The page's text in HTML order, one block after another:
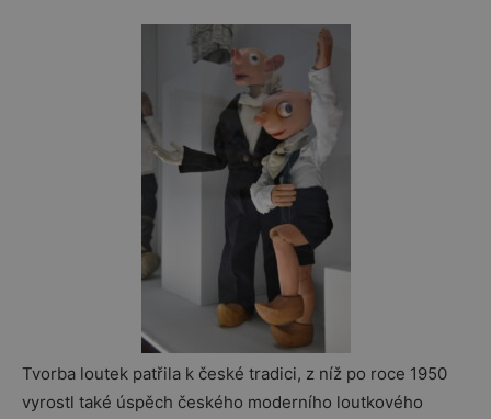
Tvorba loutek patřila k české tradici, z níž po roce 1950
vyrostl také úspěch českého moderního loutkového